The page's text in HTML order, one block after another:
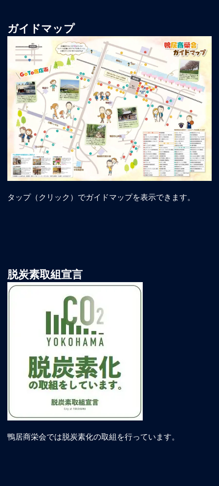
ガイドマップ
タップ（クリック）でガイドマップを表示できます。
脱炭素取組宣言
鴨居商栄会では脱炭素化の取組を行っています。